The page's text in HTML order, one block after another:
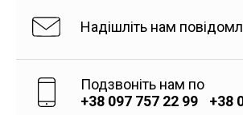
Надішліть нам
Подзвоніть нам по
+38 097 757 22 99
+38